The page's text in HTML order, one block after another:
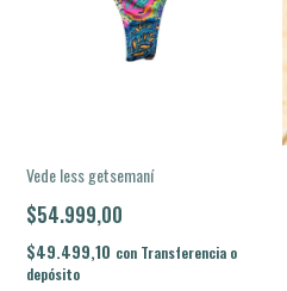
Vede less getsemaní
$54.999,00
$49.499,10 con Transferencia o
depósito